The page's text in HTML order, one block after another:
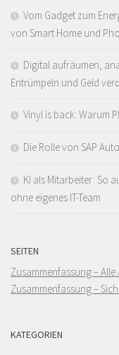
Vom Gadget zum
von Smart Home und
Digital aufräumen,
Entrümpeln und Geld
Vinyl is back: Warum
Die Rolle von SAP
KI als Mitarbeiter: So
ohne eigenes IT-Team
SEITEN
Zusammenfassung – Alle
Zusammenfassung –
KATEGORIEN